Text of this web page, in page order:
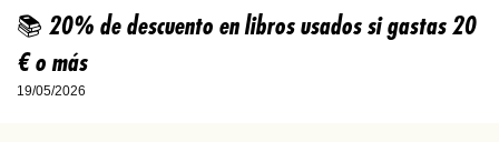
📚 20% de descuento en libros usados si gastas 20
€ o más
19/05/2026